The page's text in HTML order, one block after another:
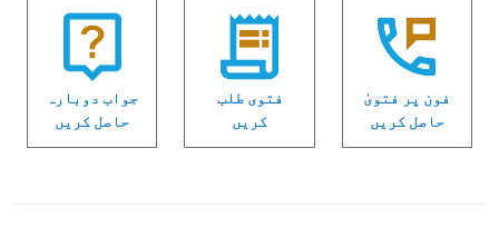
فون پر فتویٰ
حاصل کریں
فتوی طلب
کریں
جواب دوبارہ
حاصل کریں